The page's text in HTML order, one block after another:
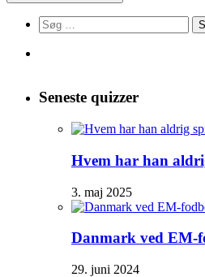
Søg
efter:
Seneste quizzer
Hvem har han
3. maj 2025
Danmark ved EM-
29. juni 2024